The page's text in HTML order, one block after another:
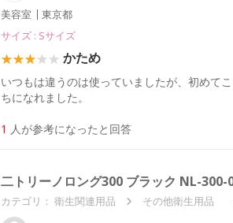
美容室
東京都
サイズ : Sサイズ
かため
いつもは違うのは使っていましたが、初めて
ちになれました。
1 人が参考になったと回答
二トリーノロング300 ブラック NL-300-
カテゴリ： 衛生関連用品 その他衛生用品